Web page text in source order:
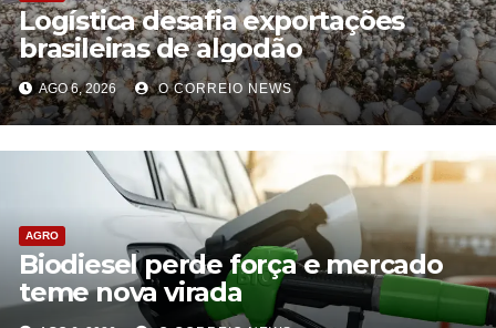
Logística desafia exportações
brasileiras de algodão
AGO 6, 2026 O CORREIO NEWS
AGRO
Biodiesel perde força e mercado
teme nova virada